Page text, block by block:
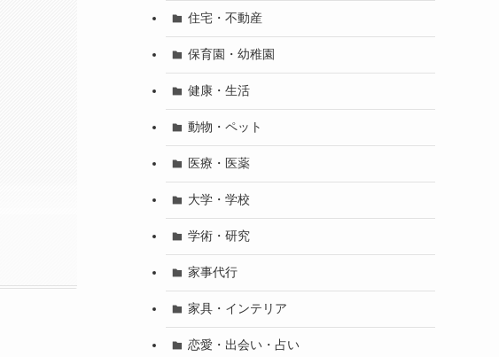
住宅・不動産
保育園・幼稚園
健康・生活
動物・ペット
医療・医薬
大学・学校
学術・研究
家事代行
家具・インテリア
恋愛・出会い・占い